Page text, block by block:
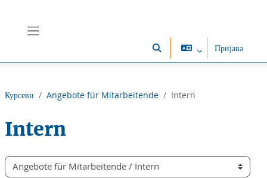
Укључи/искључи поље за
Пријава
Курсеви Angebote für Mitarbeitende Intern
Intern
Категорије курсева